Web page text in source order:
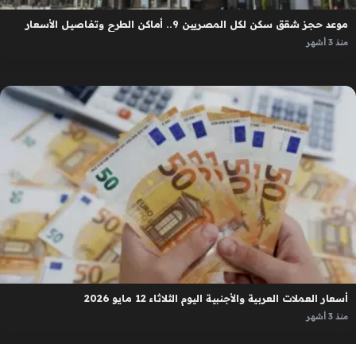
موعد حجز شقق سكن لكل المصريين 9.. أماكن الطرح وتفاصيل الأسعار
منذ 3 أشهر
أسعار العملات العربية والأجنبية اليوم الثلاثاء 12 مايو 2026
منذ 3 أشهر